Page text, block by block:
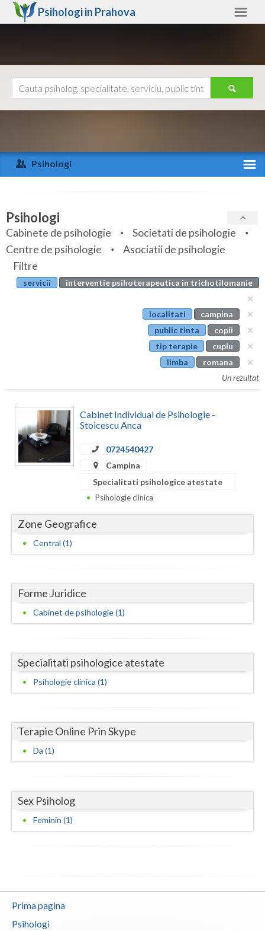
Psihologi in Prahova
Arad
Arges
Bihor
Bistrita-Nasaud
Botosani
Calarasi
Caras-Severin
Cluj
Constanta
Dolj
Galati
Giurgiu
Gorj
Hunedoara
Ilfov
Maramures
Mures
Neamt
Salaj
Satu-Mare
Ajutor
Psihologi
Specialitati
Servicii
Articole
Evenimente
Psihologi
Cabinete de psihologie
Societati de psihologie
Centre de psihologie
Asociatii de psihologie
Filtre
servicii interventie psihoterapeutica in trichotilomanie
localitati
campina
public tinta
copii
tip terapie
cuplu
limba
romana
Un rezultat
Cabinet Individual de Psihologie -
Stoicescu Anca
0724540427
Campina
Specialitati psihologice atestate
Psihologie clinica
Zone Geografice
Central (1)
Forme Juridice
Cabinet de psihologie (1)
Specialitati psihologice atestate
Psihologie clinica (1)
Terapie Online Prin Skype
Da (1)
Sex Psiholog
Feminin (1)
Prima pagina
Psihologi